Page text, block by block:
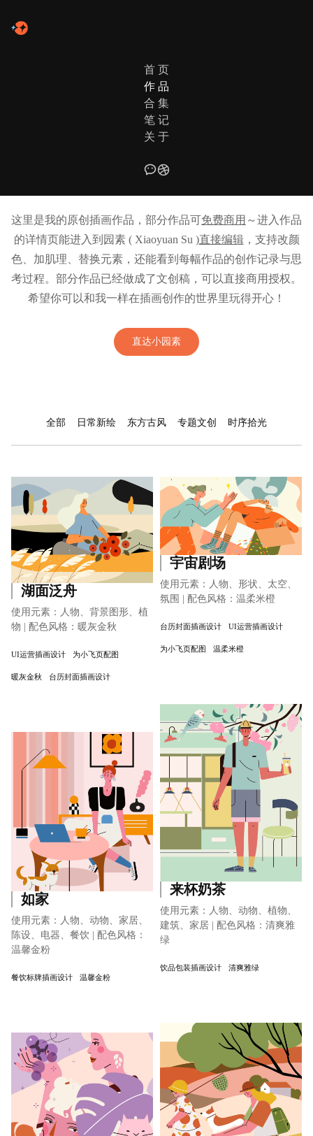
首 页
作 品
合 集
笔 记
关 于
插画作品全览
这里是我的原创插画作品，部分作品可免费商用 ～进入作品
的详情页能进入到园素 ( Xiaoyuan Su )直接编辑，支持改颜
色、加肌理、替换元素，还能看到每幅作品的创作记录与思
考过程。部分作品已经做成了文创稿，可以直接商用授权。
希望你可以和我一样在插画创作的世界里玩得开心！
直达小园素
全部 日常新绘 东方古风 专题文创 时序拾光
湖面泛舟
使用元素：人物、背景图形、植
物 | 配色风格：暖灰金秋
UI运营插画设计 为小飞页配图
暖灰金秋 台历封面插画设计
宇宙剧场
使用元素：人物、形状、太空、
氛围 | 配色风格：温柔米橙
台历封面插画设计 UI运营插画设计
为小飞页配图 温柔米橙
来杯奶茶
使用元素：人物、动物、植物、
建筑、家居 | 配色风格：清爽雅
绿
饮品包装插画设计 清爽雅绿
如家
使用元素：人物、动物、家居、
陈设、电器、餐饮 | 配色风格：
温馨金粉
餐饮标牌插画设计 温馨金粉